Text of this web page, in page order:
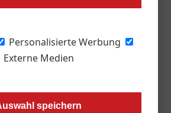
Personalisierte Werbung
Externe Medien
speichern
Weinrauch Rechtsanwälte zu OGH 7 Ob